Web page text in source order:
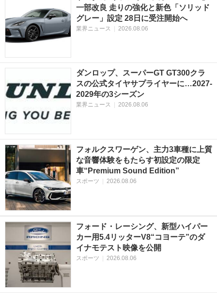
一部改良 走りの強化と新色「ソリッド
グレー」設定 28日に受注開始へ
業界ニュース | 2026.08.06
ダンロップ、スーパーGT GT300クラ
スの公式タイヤサプライヤーに…2027‐
2029年の3シーズン
業界ニュース 2026.08.06
フォルクスワーゲン、主力3車種に上質
な音響体験をもたらす初設定の限定
車“Premium Sound Edition”
スポーツ 2026.08.06
フォード・レーシング、新型ハイパー
カー用5.4リッターV8“コヨーテ”のダ
イナモテスト映像を公開
スポーツ 2026.08.06